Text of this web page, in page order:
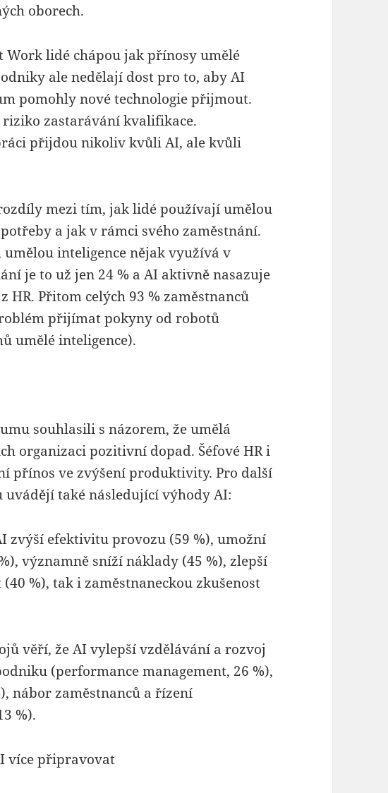
oborech.
Work lidé chápou jak přínosy umělé
ale nedělají dost pro to, aby AI
pomohly nové technologie přijmout.
riziko zastarávání kvalifikace.
přijdou nikoliv kvůli AI, ale kvůli
mezi tím, jak lidé používají umělou
a jak v rámci svého zaměstnání.
umělou inteligence nějak využívá v
je to už jen 24 % a AI aktivně nasazuje
HR. Přitom celých 93 % zaměstnanců
přijímat pokyny od robotů
umělé inteligence).
souhlasili s názorem, že umělá
organizaci pozitivní dopad. Šéfové HR i
přínos ve zvýšení produktivity. Pro další
také následující výhody AI:
efektivitu provozu (59 %), umožní
významně sníží náklady (45 %), zlepší
%), tak i zaměstnaneckou zkušenost
věří, že AI vylepší vzdělávání a rozvoj
(performance management, 26 %),
nábor zaměstnanců a řízení
%).
více připravovat